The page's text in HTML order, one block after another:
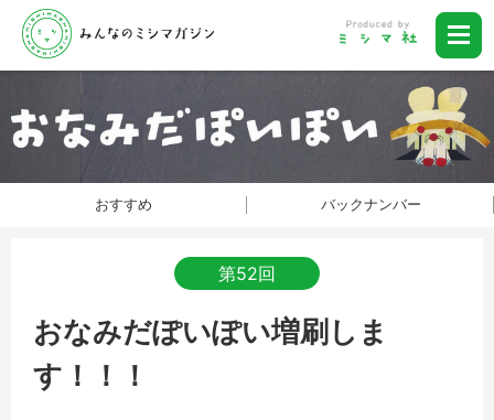
おすすめ バックナンバー
第52回
おなみだぽいぽい増刷しま
す！！！